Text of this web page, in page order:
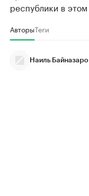
республики в
АвторыТеги
Наиль